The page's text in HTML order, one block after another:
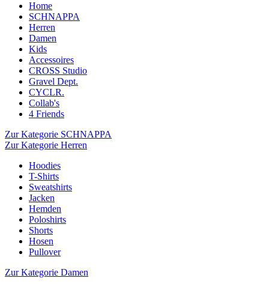
Home
SCHNAPPA
Herren
Damen
Kids
Accessoires
CROSS Studio
Gravel Dept.
CYCLR.
Collab's
4 Friends
Zur Kategorie SCHNAPPA
Zur Kategorie Herren
Hoodies
T-Shirts
Sweatshirts
Jacken
Hemden
Poloshirts
Shorts
Hosen
Pullover
Zur Kategorie Damen